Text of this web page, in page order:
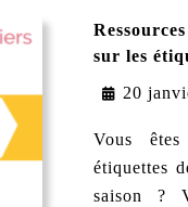
sur les
20
Vous êtes en train de concevoir vos
étiquettes
saison ?